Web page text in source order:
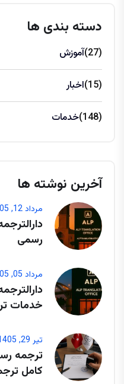
دسته بندی ها
آموزش (27)
اخبار (15)
خدمات (148)
آخرین نوشته ها
مرداد 12, 1405
رسمی
مرداد 05, 1405
خدمات
تیر 29, 1405
ترجمه
کامل